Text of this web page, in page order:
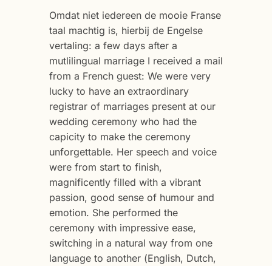
Omdat niet iedereen de mooie Franse
taal machtig is, hierbij de Engelse
vertaling: a few days after a
mutlilingual marriage I received a mail
from a French guest: We were very
lucky to have an extraordinary
registrar of marriages present at our
wedding ceremony who had the
capicity to make the ceremony
unforgettable. Her speech and voice
were from start to finish,
magnificently filled with a vibrant
passion, good sense of humour and
emotion. She performed the
ceremony with impressive ease,
switching in a natural way from one
language to another (English, Dutch,